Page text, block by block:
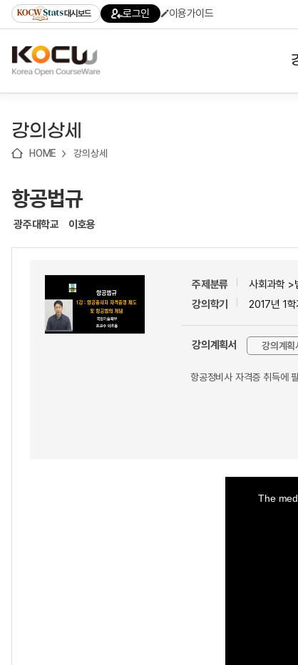
기
기
기
content)
가
대시보드 로그인 이용가이드
강의상세
HOME 강의상세
항공법규
광주대학교 이호용
주제분류
사회과학 >
강의학기
2017년 1학
강의계획서 강의계획
항공정비사 자격증 취득에
The